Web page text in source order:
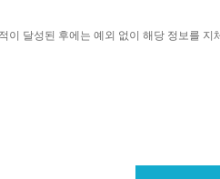
이 달성된 후에는 예외 없이 해당 정보를 지